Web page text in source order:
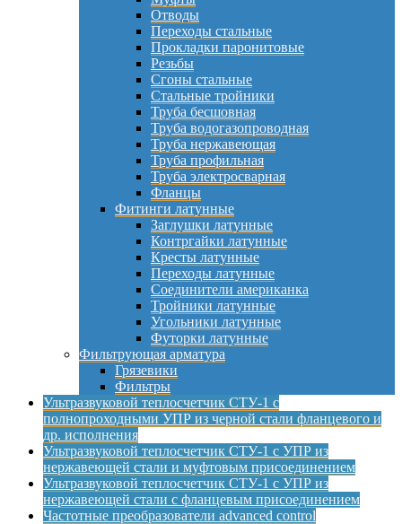
Отводы
Переходы стальные
Прокладки паронитовые
Резьбы
Сгоны стальные
Стальные тройники
Труба бесшовная
Труба водогазопроводная
Труба нержавеющая
Труба профильная
Труба электросварная
Фланцы
Фитинги латунные
Заглушки латунные
Контргайки латунные
Кресты латунные
Переходы латунные
Соединители американка
Тройники латунные
Угольники латунные
Футорки латунные
Фильтрующая арматура
Грязевики
Фильтры
Ультразвуковой теплосчетчик СТУ-1 с
полнопроходными УПР из черной стали фланцевого и
др. исполнения
Ультразвуковой теплосчетчик СТУ-1 с УПР из
нержавеющей стали и муфтовым присоединением
Ультразвуковой теплосчетчик СТУ-1 с УПР из
нержавеющей стали с фланцевым присоединением
Частотные преобразователи advanced control